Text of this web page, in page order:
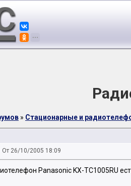
» Стационарные и
От 26/10/2005 18:09
Panasonic KX-TC1005RU